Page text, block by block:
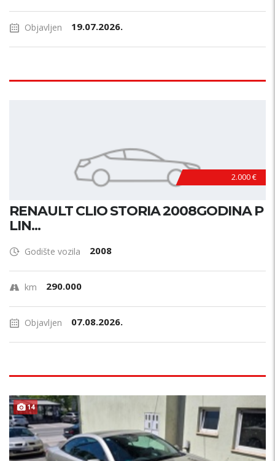
Objavljen 19.07.2026.
2.000 €
RENAULT CLIO STORIA 2008GODINA P
LIN...
Godište vozila 2008
km 290.000
Objavljen 07.08.2026.
14